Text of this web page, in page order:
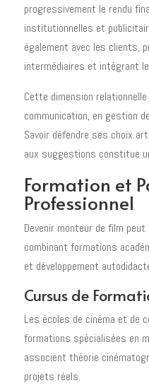
progressivement le rendu
institutionnelles et
également avec les clients,
intermédiaires et intégrant
Cette dimension
communication, en gestion
Savoir défendre ses choix
aux suggestions constitue
Formation et
Professionnel
Devenir monteur de film
combinant formations
et développement
Cursus de
Les écoles de cinéma et de
formations spécialisées en
associent théorie
projets réels.